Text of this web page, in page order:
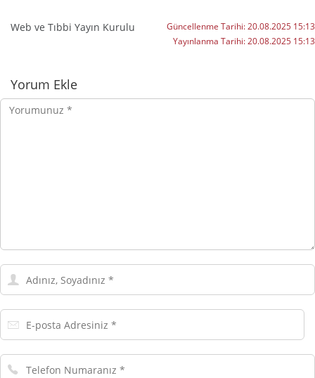
Web ve Tıbbi Yayın Kurulu Güncellenme Tarihi:20.08.2025 15:13
Yayınlanma Tarihi:20.08.2025 15:13
Yorumlar
Yorum Ekle
Yorumunuz
Adınız,
Soyadınız
E-
posta
Telefon